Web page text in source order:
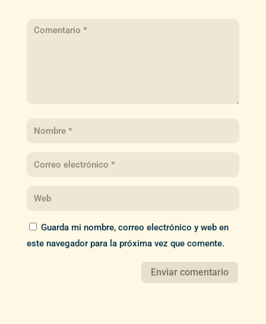
Guarda mi nombre, correo electrónico y web en
este navegador para la próxima vez que comente.